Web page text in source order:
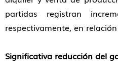
partidas registran
respectivamente, en
Significativa reducción del